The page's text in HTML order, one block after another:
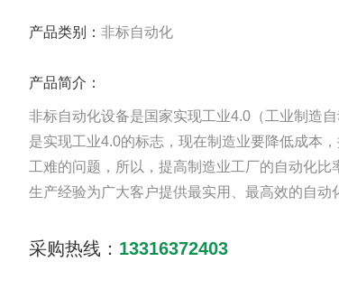
产品类别： 非标自动化
产品简介：
非标自动化设备是国家实现工业4.0（工业制造
是实现工业4.0的标志，现在制造业要降低成本
工难的问题，所以，提高制造业工厂的自动化
生产经验为广大客户提供最实用、最高效的自动
采购热线： 13316372403